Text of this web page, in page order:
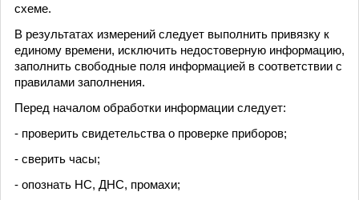
схеме.
В результатах измерений следует выполнить привязку к
единому времени, исключить недостоверную информацию,
заполнить свободные поля информацией в соответствии с
правилами заполнения.
Перед началом обработки информации следует:
- проверить свидетельства о проверке приборов;
- сверить часы;
- опознать НС, ДНС, промахи;